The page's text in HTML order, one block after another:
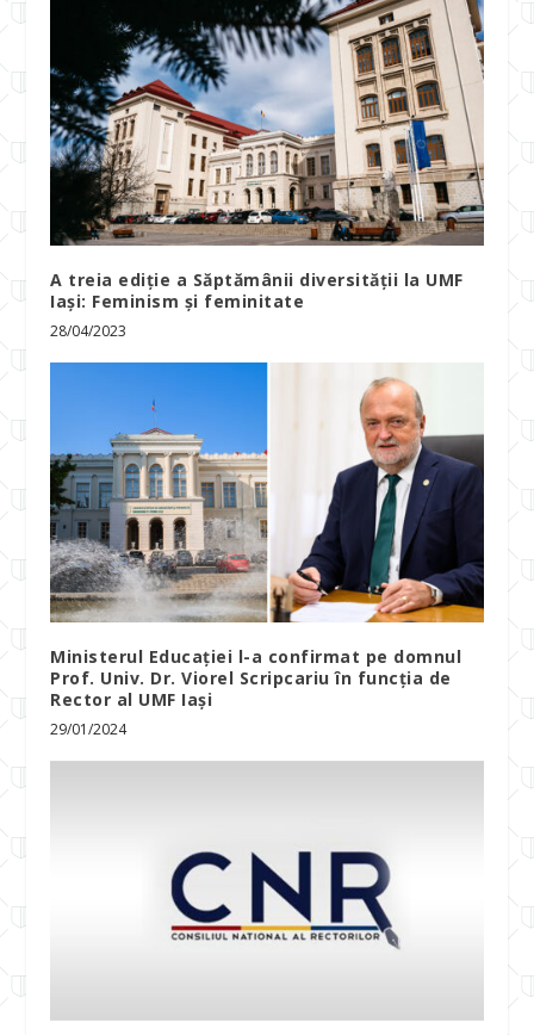
A treia ediție a Săptămânii diversității la UMF
Iași: Feminism și feminitate
28/04/2023
Ministerul Educației l-a confirmat pe domnul
Prof. Univ. Dr. Viorel Scripcariu în funcția de
Rector al UMF Iași
29/01/2024